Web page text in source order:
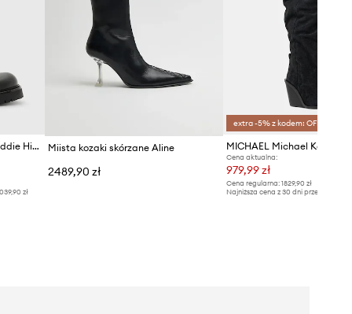
AllSaints kozaki skórzane Maddie High Boot
zł
Miista kozaki skórzane Aline
2489,90 zł
extra -5% z kodem: OFF*
Cena aktualna:
979,99 zł
Cena regularna: 1829,90 zł
Najniższa cena z 30 dni przed obniżką: